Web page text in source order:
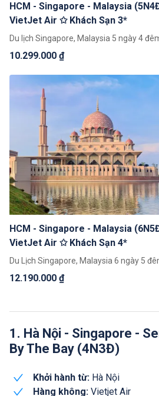
HCM - Singapore - Malaysia
VietJet Air ✩ Khách Sạn 3*
Du lịch Singapore, Malaysia 5 ngày 4
10.299.000 ₫
HCM - Singapore - Malaysia
VietJet Air ✩ Khách Sạn 4*
Du Lịch Singapore, Malaysia 6 ngày 5
12.190.000 ₫
1. Hà Nội - Singapore -
By The Bay (4N3Đ)
Khởi hành từ: Hà Nội
Hàng không: Vietjet Air